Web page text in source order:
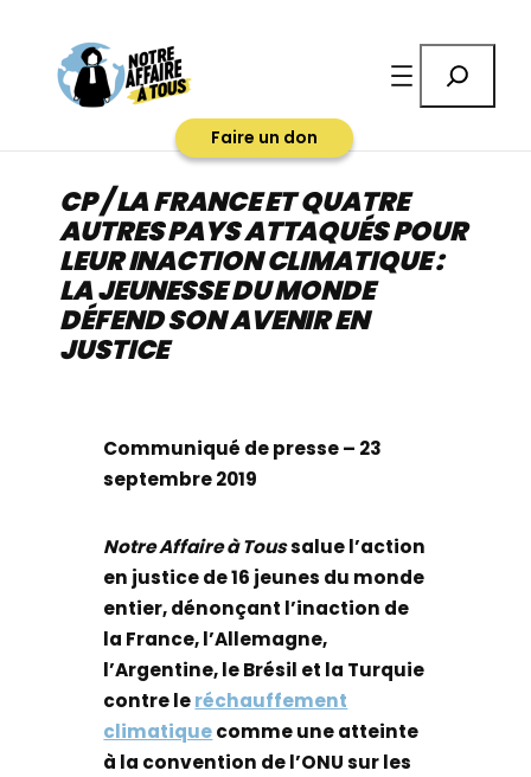
contenu
Faire un don
CP / LA FRANCE ET QUATRE
AUTRES PAYS ATTAQUÉS POUR
LEUR INACTION CLIMATIQUE :
LA JEUNESSE DU MONDE
DÉFEND SON AVENIR EN
JUSTICE
Communiqué de presse – 23
septembre 2019
Notre Affaire à Toussalue l’action
en justice de 16 jeunes du monde
entier, dénonçant l’inaction de
la France, l’Allemagne,
l’Argentine, le Brésil et la Turquie
contre leréchauffement
climatiquecomme une atteinte
à la convention de l’ONU sur les